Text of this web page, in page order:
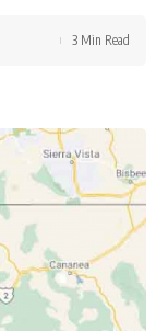
3 Min Read